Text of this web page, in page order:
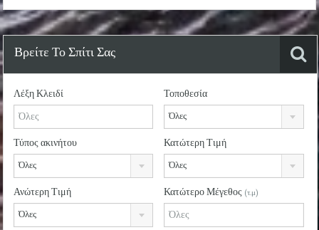
Βρείτε Το Σπίτι Σας
Λέξη Κλειδί Τοποθεσία
Όλες
Τύπος ακινήτου
Όλες
Κατώτερη Τιμή
Όλες
Ανώτερη Τιμή
Όλες
Κατώτερο Μέγεθος (τ.μ)